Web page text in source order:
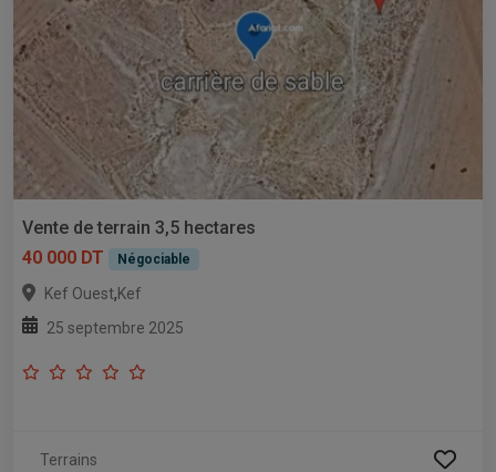
Vente de terrain 3,5 hectares
40 000 DT
Négociable
Kef Ouest,Kef
25 septembre 2025
Terrains